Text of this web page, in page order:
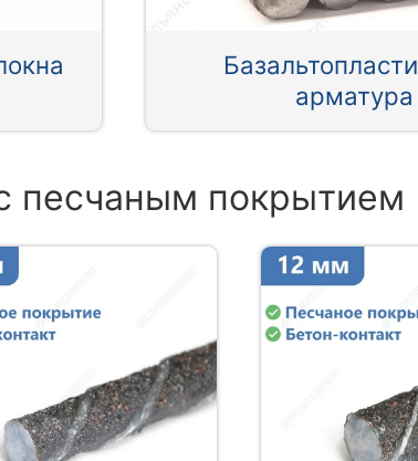
арматура
песчаным покрытием